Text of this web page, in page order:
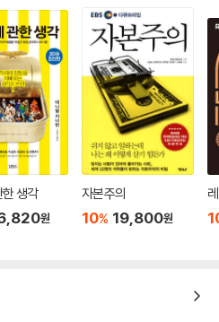
홍수와 함께 미디어를 비판적으로,
다.---p.206
판단하는 기준이 단기적인 시장 상황
투자자가 일정 기간마다 점검해야 하
추이다. 가입한 펀드의 수탁액에 갑
살펴야 한다. 수탁액이 급격하게 늘어
수 있기 때문이다. 수탁액이 단기간에
가 무엇인지 운용사에 문의해 보는 것
일어나면 매니저는 보유 종목을 매도
라도 이러한 이례적인 세계 시장의 판
게 변화하기 시작했다.
페인의 경제가 벼랑 끝에 몰렸을 때,
도권 신도시에 아파트를 가진 이들에
찾기 힘들었다. 태산처럼 높던 집값이
현장을 남의 집 불구경 하듯 안타까운
석으로 삼자는 움직임은 거의 없었다.
시장의 굵직한 트렌드로 본 것이 아니
불과하다는 생각이 지배적이었기 때
바람이 불기 시작했다. 이 찬바람은 강
생각
원
자본주의
10% 19,800원